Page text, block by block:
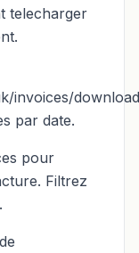
telecharger
invoices/
par date.
pour
Filtrez